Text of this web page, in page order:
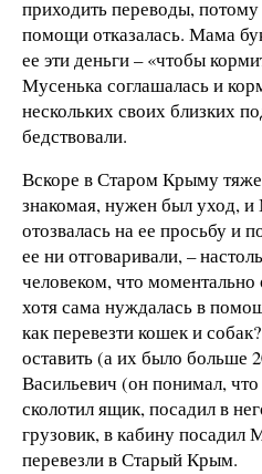
приходить переводы,
помощи отказалась. Мама
ее эти деньги – «чтобы
Мусенька соглашалась и
нескольких своих близких
бедствовали.
Вскоре в Старом Крыму
знакомая, нужен был уход, и
отозвалась на ее просьбу и
ее ни отговаривали, –
человеком, что моментально
хотя сама нуждалась в
как перевезти кошек и
оставить (а их было больше
Васильевич (он понимал,
сколотил ящик, посадил в
грузовик, в кабину посадил
перевезли в Старый Крым.